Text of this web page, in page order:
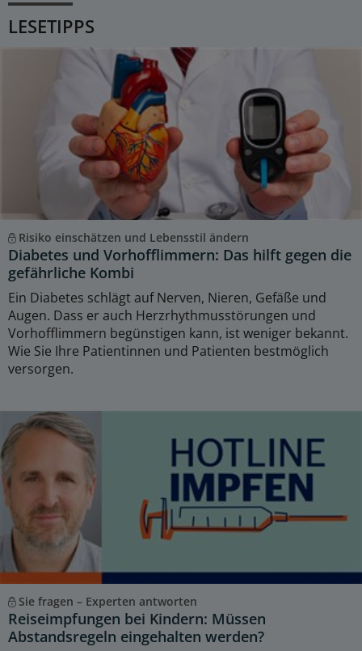
LESETIPPS
Risiko einschätzen und Lebensstil ändern
Diabetes und Vorhofflimmern: Das hilft gegen die
gefährliche Kombi
Ein Diabetes schlägt auf Nerven, Nieren, Gefäße und
Augen. Dass er auch Herzrhythmusstörungen und
Vorhofflimmern begünstigen kann, ist weniger bekannt.
Wie Sie Ihre Patientinnen und Patienten bestmöglich
versorgen.
Sie fragen – Experten antworten
Reiseimpfungen bei Kindern: Müssen
Abstandsregeln eingehalten werden?